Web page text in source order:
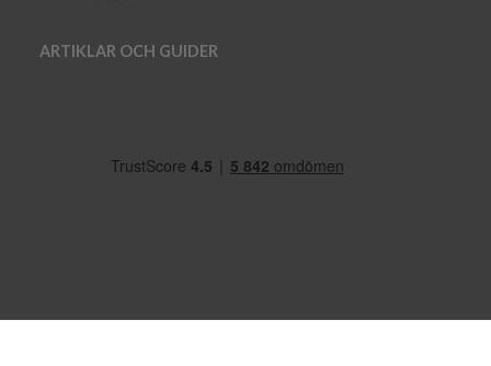
ARTIKLAR OCH GUIDER